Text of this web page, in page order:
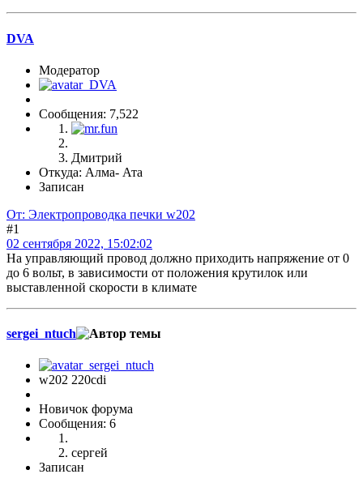
DVA
Модератор
Сообщения: 7,522
Дмитрий
Откуда: Алма- Ата
Записан
От: Электропроводка печки w202
#1
02 сентября 2022, 15:02:02
На управляющий провод должно приходить напряжение от 0
до 6 вольт, в зависимости от положения крутилок или
выставленной скорости в климате
sergei_ntuch
w202 220cdi
Новичок форума
Сообщения: 6
сергей
Записан